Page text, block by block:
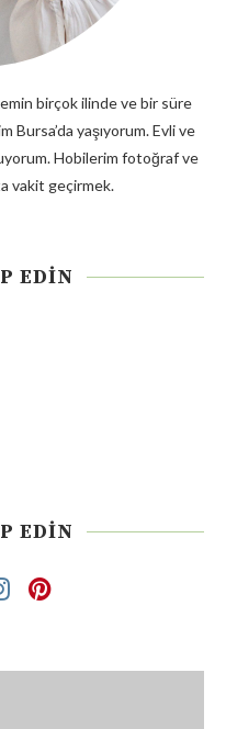
birçok ilinde ve bir süre
Bursa’da yaşıyorum. Evli ve
Hobilerim fotoğraf ve
vakit geçirmek.
EDIN
EDIN